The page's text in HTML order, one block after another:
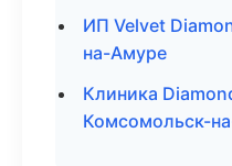
ИП Velvet
на-Амуре
Клиника
Комсомольск-